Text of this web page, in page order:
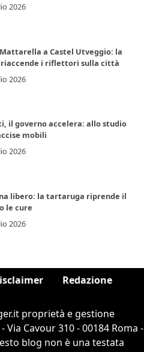
2026
a Castel Utveggio: la
riaccende i riflettori sulla città
2026
il governo accelera: allo studio
mobili
2026
libero: la tartaruga riprende il
le cure
2026
Redazione
proprietà e gestione
Cavour 310 - 00184 Roma -
blog non è una testata